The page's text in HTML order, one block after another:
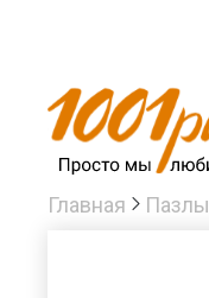
Главная Пазлы